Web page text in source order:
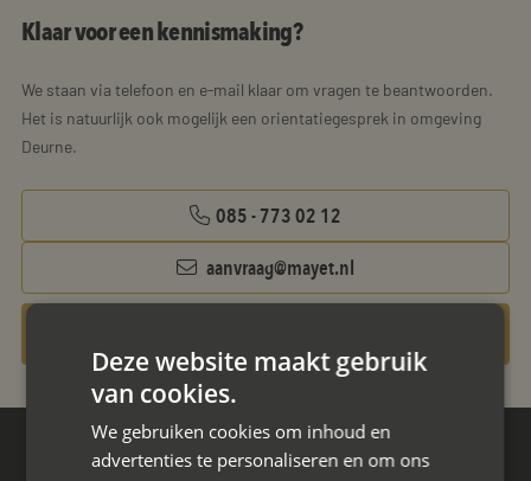
Klaar voor een kennismaking?
We staan via telefoon en e-mail klaar om vragen te beantwoorden.
Het is natuurlijk ook mogelijk een orientatiegesprek in omgeving
Deurne.
085 - 773 02 12
aanvraag@mayet.nl
Hoofdkantoor
Deze website maakt gebruik
van cookies.
We gebruiken cookies om inhoud en
advertenties te personaliseren en om ons